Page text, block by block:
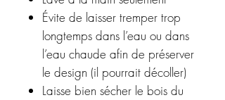
Évite de laisser tremper trop
longtemps dans l’eau ou dans
l’eau chaude afin de préserver
le design (il pourrait décoller)
Laisse bien sécher le bois du